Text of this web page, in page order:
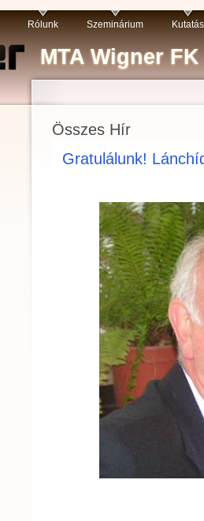
MTA Wigner
Rólunk Szeminárium Kutatás
Összes Hír
Gratulálunk!